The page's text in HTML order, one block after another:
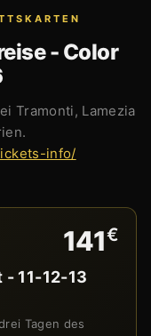
- Color
Tramonti, Lamezia
info/
141€
11-12-13
Tagen des